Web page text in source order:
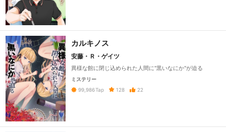
カルキノス
安藤・Ｒ・ゲイツ
異様な館に閉じ込められた人間に"黒いなにか"が迫る
ミステリー
99,986Tap 128 22